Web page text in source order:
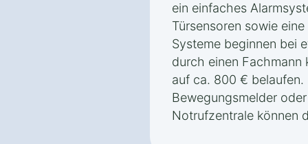
ein einfaches
Türsensoren sowie
Systeme beginnen bei
durch einen Fachmann
auf ca. 800 €
Bewegungsmelder
Notrufzentrale können